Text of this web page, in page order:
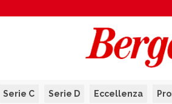
Serie C Serie D Eccellenza